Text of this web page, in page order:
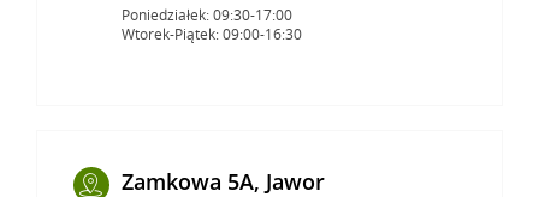
Poniedziałek: 09:30-17:00
Wtorek-Piątek: 09:00-16:30
Zamkowa 5A, Jawor